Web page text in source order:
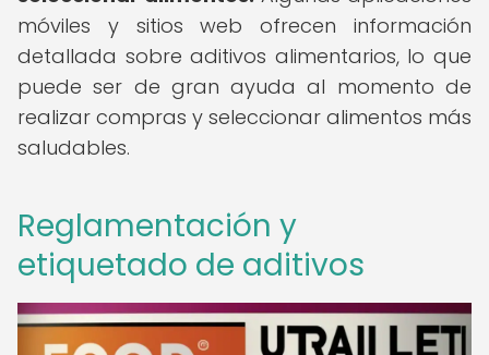
móviles y sitios web ofrecen información
detallada sobre aditivos alimentarios, lo que
puede ser de gran ayuda al momento de
realizar compras y seleccionar alimentos más
saludables.
Reglamentación y
etiquetado de aditivos